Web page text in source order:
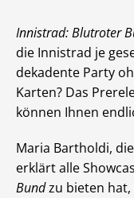
Innistrad: Blutroter
die Innistrad je
dekadente Party
Karten? Das
können Ihnen
Maria Bartholdi, die
erklärt alle
Bundzu bieten hat,